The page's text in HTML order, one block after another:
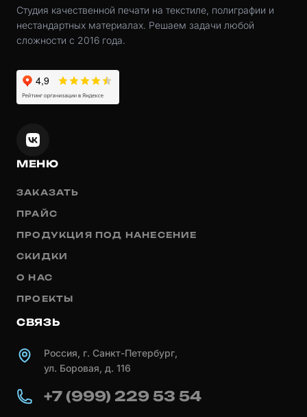
Студия качественной печати на текстиле, полиграфии и
нестандартных материалах. Решаем задачи любой
сложности с 2016 года.
МЕНЮ
ЗАКАЗАТЬ
ПРАЙС
ПРОДУКЦИЯ ПОД НАНЕСЕНИЕ
СКИДКИ
О НАС
ПРОЕКТЫ
СВЯЗЬ
Россия, г. Санкт-Петербург,
ул. Боровая, д. 116
+7 (999) 229 53 54